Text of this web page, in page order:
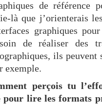
de référence
là que j’orienterais
graphiques
de réaliser des
ils
exemple.
perçois tu
pour lire les formats